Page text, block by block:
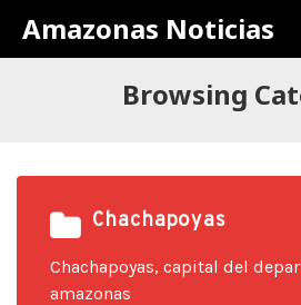
Amazonas Noticias
Browsing
Chachapoyas
Chachapoyas, capital del
amazonas